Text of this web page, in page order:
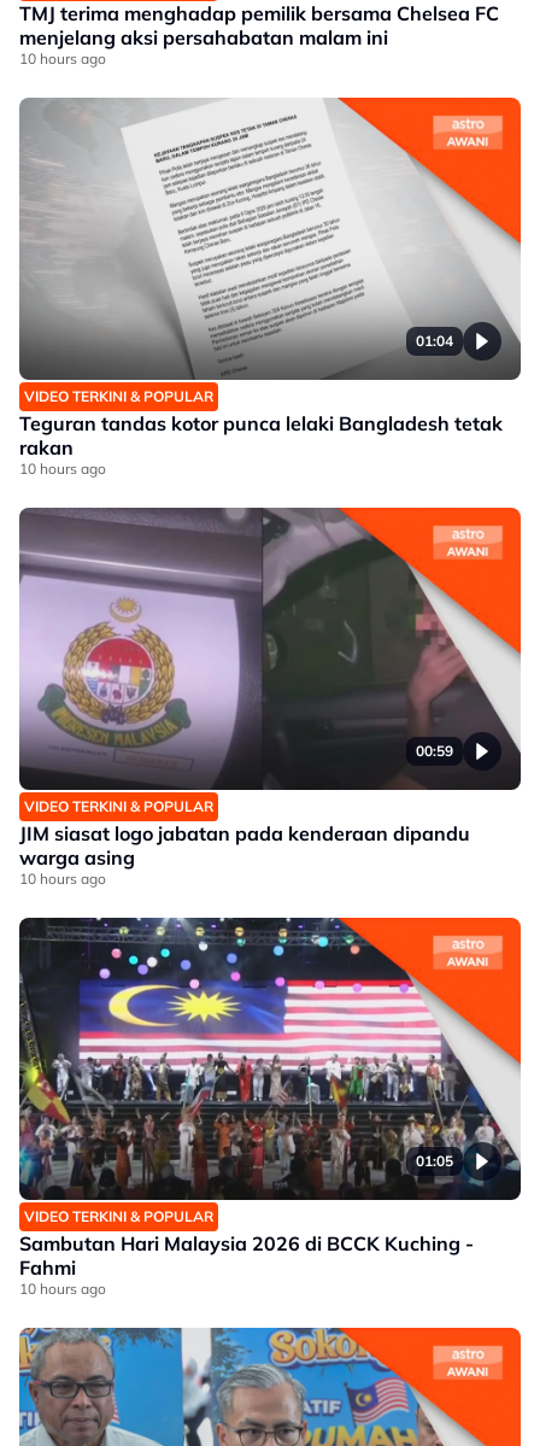
TMJ terima menghadap pemilik bersama Chelsea FC
menjelang aksi persahabatan malam ini
10 hours ago
01:04
VIDEO TERKINI & POPULAR
Teguran tandas kotor punca lelaki Bangladesh tetak
rakan
10 hours ago
00:59
VIDEO TERKINI & POPULAR
JIM siasat logo jabatan pada kenderaan dipandu
warga asing
10 hours ago
01:05
VIDEO TERKINI & POPULAR
Sambutan Hari Malaysia 2026 di BCCK Kuching -
Fahmi
10 hours ago